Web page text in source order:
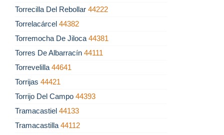
Torrecilla Del Rebollar 44222
Torrelacárcel 44382
Torremocha De Jiloca 44381
Torres De Albarracín 44111
Torrevelilla 44641
Torrijas 44421
Torrijo Del Campo 44393
Tramacastiel 44133
Tramacastilla 44112